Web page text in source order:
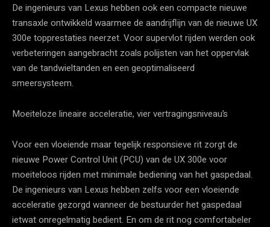
De ingenieurs van Lexus hebben ook een compacte nieuwe
transaxle ontwikkeld waarmee de aandrijflijn van de nieuwe UX
300e topprestaties neerzet. Voor supervlot rijden werden ook
verbeteringen aangebracht zoals polijsten van het oppervlak
van de tandwieltanden en een geoptimaliseerd
smeersysteem.
Moeiteloze lineaire acceleratie, vier vertragingsniveau’s
Voor een vloeiende maar tegelijk responsieve rit zorgt de
nieuwe Power Control Unit (PCU) van de UX 300e voor
moeiteloos rijden met minimale bediening van het gaspedaal.
De ingenieurs van Lexus hebben zelfs voor een vloeiende
acceleratie gezorgd wanneer de bestuurder het gaspedaal
ietwat onregelmatig bedient. En om de rit nog comfortabeler